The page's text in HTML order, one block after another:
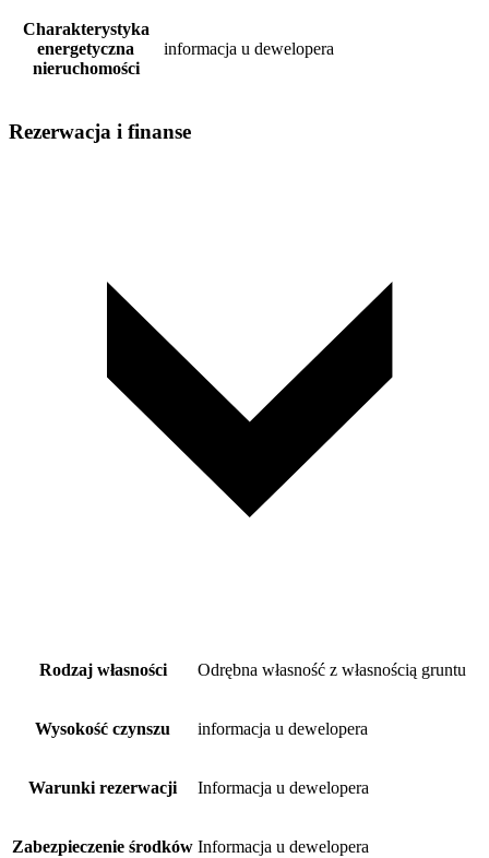
Charakterystyka
energetyczna
nieruchomości
informacja u dewelopera
Rezerwacja i finanse
Rodzaj własności Odrębna własność z własnością gruntu
Wysokość czynszu informacja u dewelopera
Warunki rezerwacji Informacja u dewelopera
Zabezpieczenie środków Informacja u dewelopera